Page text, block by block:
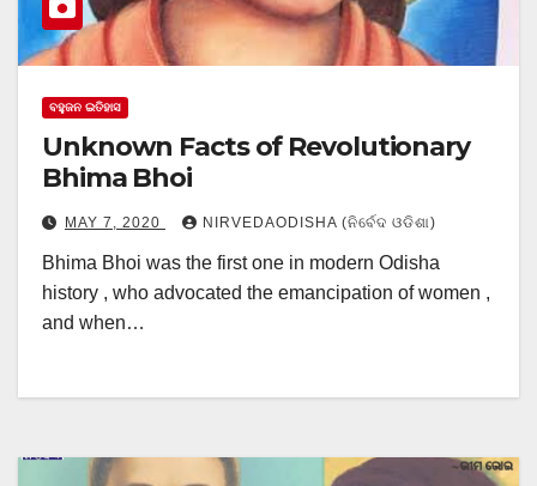
ବହୁଜନ ଇତିହାସ
Unknown Facts of Revolutionary
Bhima Bhoi
MAY 7, 2020 NIRVEDAODISHA (ନିର୍ବେଦ ଓଡିଶା)
Bhima Bhoi was the first one in modern Odisha
history , who advocated the emancipation of women ,
and when…